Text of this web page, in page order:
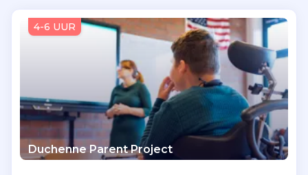
Vind jouw project
4-6 UUR
Duchenne Parent Project